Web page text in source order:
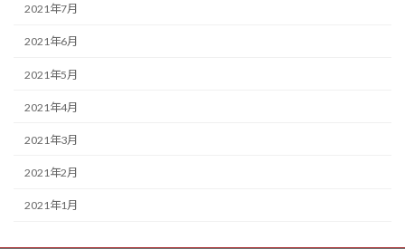
2021年7月
2021年6月
2021年5月
2021年4月
2021年3月
2021年2月
2021年1月